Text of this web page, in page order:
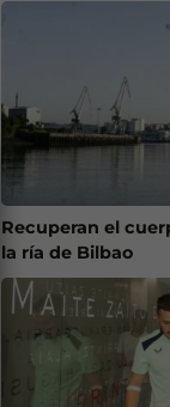
Recuperan el
la ría de Bilbao